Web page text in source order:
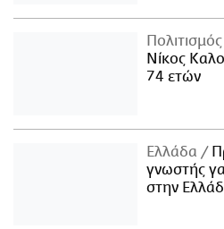
Πολιτισμός
Νίκος
74 ετών
Ελλάδα
γνωστής
στην